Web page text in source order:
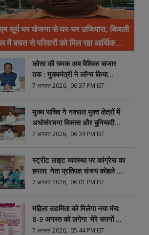
सूर्य घर योजना से घर-घर उजियारा, बिजली
में बचत से परिवारों को मिल रहा आर्थिक
कोसा की चमक अब वैश्विक बाजार
तक : मुख्यमंत्री ने लॉन्च किया
छत्तीसगढ़ का प्रीमियम हैंडलूम ब्रांड
7 अगस्त 2026, 06:37 PM IST
मुख्य सचिव ने नक्सल मुक्त क्षेत्रों में
अधोसंरचना विकास और बुनियादी
सुविधाओं को प्राथमिकता देने के दिए
7 अगस्त 2026, 06:34 PM IST
स्ट्रीट लाइट व्यवस्था पर कांग्रेस का
हमला: नेता प्रतिपक्ष संजय कोहले ने
महापौर को भेंट की लालटेन, घेराव की
7 अगस्त 2026, 06:01 PM IST
महिला उद्यमिता को मिलेगा नया मंच:
8-9 अगस्त को लगेगा 'मेरे सपनों का
आँगन' मेला
7 अगस्त 2026, 05:44 PM IST